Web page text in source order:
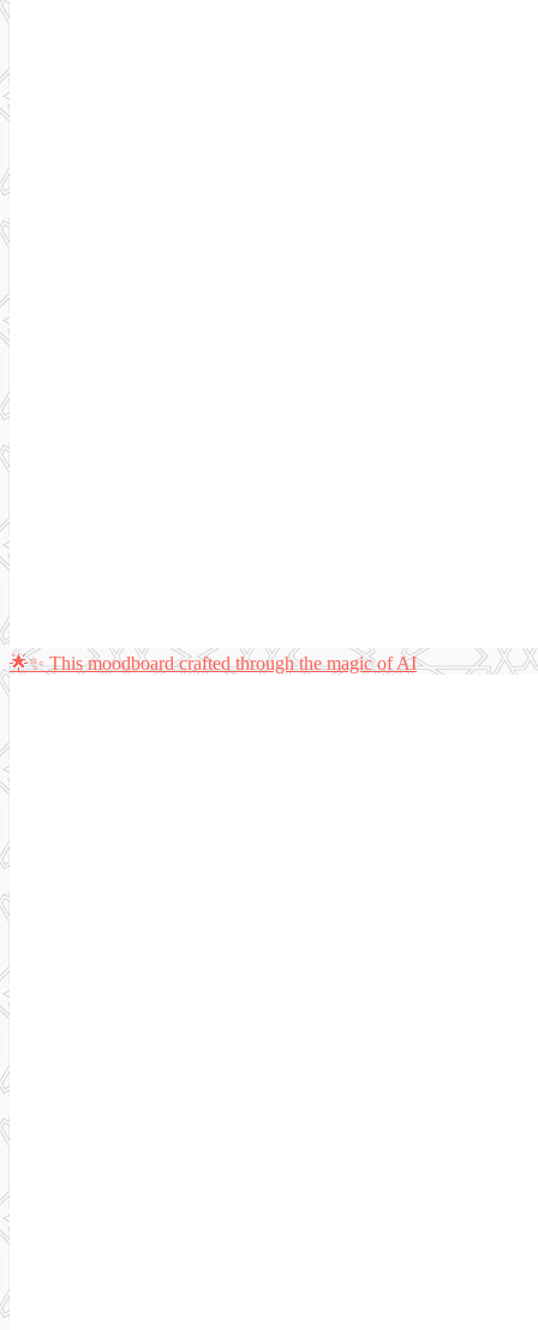
🌟✨ This moodboard crafted through the magic of AI